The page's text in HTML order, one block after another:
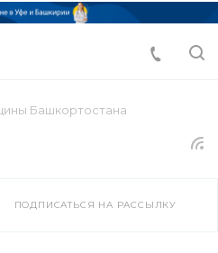
Башкортостана
ПОДПИСАТЬСЯ НА РАССЫЛКУ